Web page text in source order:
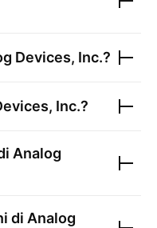
Devices, Inc.?
Inc.?
Analog
di Analog